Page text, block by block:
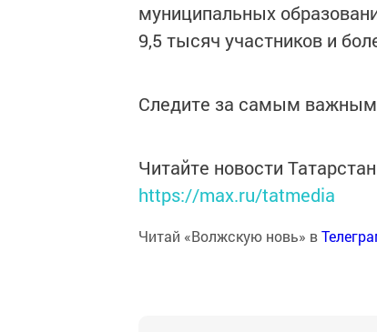
муниципальных
9,5 тысяч участников и
Следите за самым
Читайте новости
https://max.ru/tatmedia
Читай «Волжскую новь» в